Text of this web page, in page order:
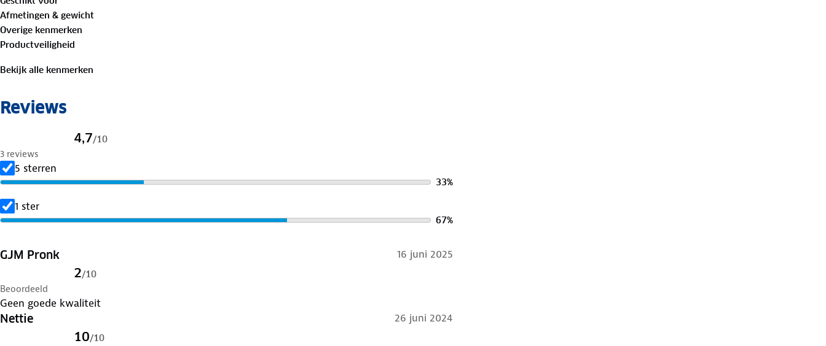
Afmetingen & gewicht
Overige kenmerken
Productveiligheid
Bekijk alle kenmerken
Reviews
4,7/10
3 reviews
5 sterren
33%
1 ster
67%
GJM Pronk 16 juni 2025
2/10
Beoordeeld
Geen goede kwaliteit
Nettie 26 juni 2024
10/10